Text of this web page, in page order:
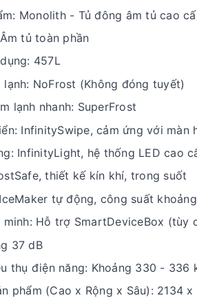
Monolith - Tủ đông âm tủ cao
tủ toàn phần
457L
lạnh: NoFrost (Không đóng tuyết)
lạnh nhanh: SuperFrost
InfinitySwipe, cảm ứng với màn
InfinityLight, hệ thống LED cao
thiết kế kín khí, trong suốt
tự động, công suất
minh: Hỗ trợ SmartDeviceBox (tùy
37 dB
thụ điện năng: Khoảng 330 - 336
phẩm (Cao x Rộng x Sâu): 2134